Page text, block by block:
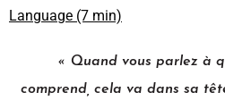
Language (7 min)
« Quand vous parlez à
comprend, cela va dans sa